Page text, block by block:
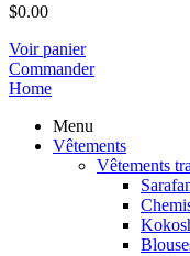
$0.00
Voir panier
Commander
Home
Menu
Vêtements
Vêtements